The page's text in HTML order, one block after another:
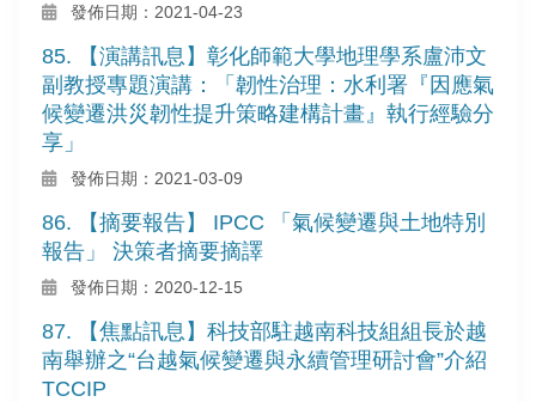
發佈日期：2021-04-23
85. 【演講訊息】彰化師範大學地理學系盧沛文
副教授專題演講：「韌性治理：水利署『因應氣
候變遷洪災韌性提升策略建構計畫』執行經驗分
享」
發佈日期：2021-03-09
86. 【摘要報告】 IPCC 「氣候變遷與土地特別
報告」 決策者摘要摘譯
發佈日期：2020-12-15
87. 【焦點訊息】科技部駐越南科技組組長於越
南舉辦之“台越氣候變遷與永續管理研討會”介紹
TCCIP